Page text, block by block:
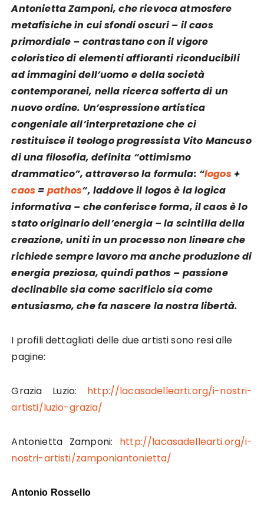
Antonietta Zamponi, che rievoca atmosfere
metafisiche in cui sfondi oscuri – il caos
primordiale – contrastano con il vigore
coloristico di elementi affioranti riconducibili
ad immagini dell’uomo e della società
contemporanei, nella ricerca sofferta di un
nuovo ordine. Un’espressione artistica
congeniale all’interpretazione che ci
restituisce il teologo progressista Vito Mancuso
di una filosofia, definita “ottimismo
drammatico”, attraverso la formula: “logos+
caos= pathos“, laddove il logos è la logica
informativa – che conferisce forma, il caos è lo
stato originario dell’energia – la scintilla della
creazione, uniti in un processo non lineare che
richiede sempre lavoro ma anche produzione di
energia preziosa, quindi pathos – passione
declinabile sia come sacrificio sia come
entusiasmo, che fa nascere la nostra libertà.
I profili dettagliati delle due artisti sono resi alle
pagine:
Grazia Luzio: http://lacasadellearti.org/i-nostri-
artisti/luzio-grazia/
Antonietta Zamponi: http://lacasadellearti.org/i-
nostri-artisti/zamponiantonietta/
Antonio Rossello